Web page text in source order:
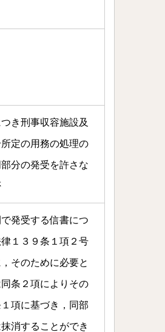
き刑事収容施設及
定の用務の処理の
分の発受を許さな
発受する信書につ
１３９条１項２号
そのために必要と
条２項によりその
項に基づき，同部
消することができ